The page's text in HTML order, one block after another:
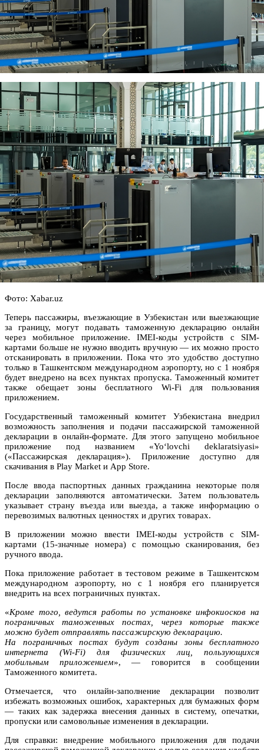
Фото: Xabar.uz
Теперь пассажиры, въезжающие в Узбекистан или выезжающие
за границу, могут подавать таможенную декларацию онлайн
через мобильное приложение. IMEI-коды устройств с SIM-
картами больше не нужно вводить вручную — их можно просто
отсканировать в приложении. Пока что это удобство доступно
только в Ташкентском международном аэропорту, но с 1 ноября
будет внедрено на всех пунктах пропуска. Таможенный комитет
также обещает зоны бесплатного Wi-Fi для пользования
приложением.
Государственный таможенный комитет Узбекистана внедрил
возможность заполнения и подачи пассажирской таможенной
декларации в онлайн-формате. Для этого запущено мобильное
приложение под названием «Yo‘lovchi deklaratsiyasi»
(«Пассажирская декларация»). Приложение доступно для
скачивания в Play Market и App Store.
После ввода паспортных данных гражданина некоторые поля
декларации заполняются автоматически. Затем пользователь
указывает страну въезда или выезда, а также информацию о
перевозимых валютных ценностях и других товарах.
В приложении можно ввести IMEI-коды устройств с SIM-
картами (15-значные номера) с помощью сканирования, без
ручного ввода.
Пока приложение работает в тестовом режиме в Ташкентском
международном аэропорту, но с 1 ноября его планируется
внедрить на всех пограничных пунктах.
«Кроме того, ведутся работы по установке инфокиосков на
пограничных таможенных постах, через которые также
можно будет отправлять пассажирскую декларацию.
На пограничных постах будут созданы зоны бесплатного
интернета (Wi-Fi) для физических лиц, пользующихся
мобильным приложением», — говорится в сообщении
Таможенного комитета.
Отмечается, что онлайн-заполнение декларации позволит
избежать возможных ошибок, характерных для бумажных форм
— таких как задержка внесения данных в систему, опечатки,
пропуски или самовольные изменения в декларации.
Для справки: внедрение мобильного приложения для подачи